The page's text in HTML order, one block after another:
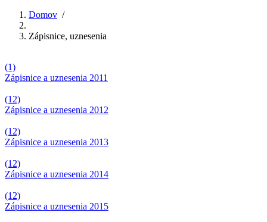
Breadcrumb
Domov /
Zápisnice, uznesenia
(1)
Zápisnice a uznesenia 2011
(12)
Zápisnice a uznesenia 2012
(12)
Zápisnice a uznesenia 2013
(12)
Zápisnice a uznesenia 2014
(12)
Zápisnice a uznesenia 2015